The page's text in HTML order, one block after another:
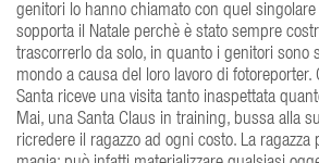
genitori lo hanno chiamato con quel
sopporta il Natale perchè è stato sempre
trascorrerlo da solo, in quanto i genitori sono
mondo a causa del loro lavoro di fotoreporter.
Santa riceve una visita tanto inaspettata
Mai, una Santa Claus in training, bussa alla
ricredere il ragazzo ad ogni costo. La ragazza